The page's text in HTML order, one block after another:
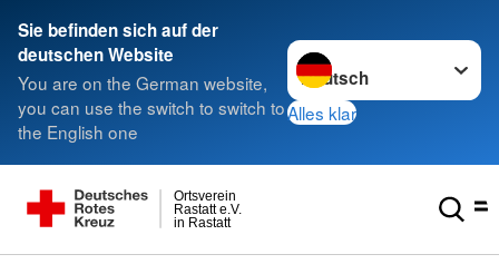
Sie befinden sich auf der
deutschen Website
You are on the German website,
you can use the switch to switch to
the English one
Sprache wechseln zu
Alles klar
in Rastatt
Rastatt e.V.
Ortsverein